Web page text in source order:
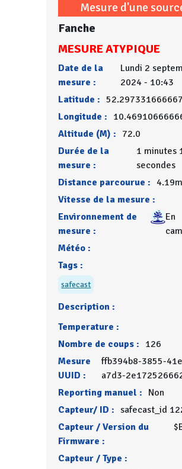
Mesure d'une
Fanche
MESURE ATYPIQUE
Date de la
mesure :
Lundi 2
2024 - 10:43
Latitude : 52.297331666667
Longitude :
Altitude (M) : 72.0
Durée de la
mesure :
1 minutes
secondes
Distance parcourue : 4.19m
Vitesse de la mesure :
Environnement de
mesure :
En
Météo :
Tags :
safecast
Description :
Temperature :
Nombre de coups : 126
Mesure
UUID :
ffb394b8-3855-
a7d3-
Reporting manuel : Non
Capteur/ ID : safecast_id
Capteur / Version du
Firmware :
Capteur / Type :